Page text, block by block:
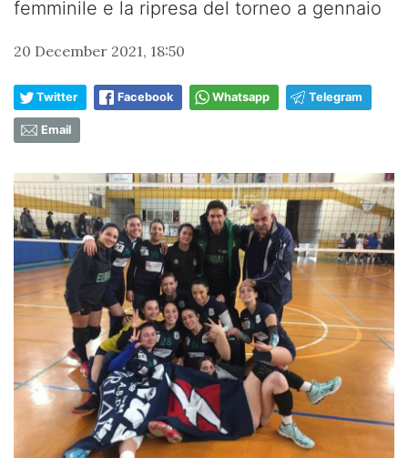
femminile e la ripresa del torneo a gennaio
20 December 2021, 18:50
Twitter Facebook Whatsapp Telegram
Email